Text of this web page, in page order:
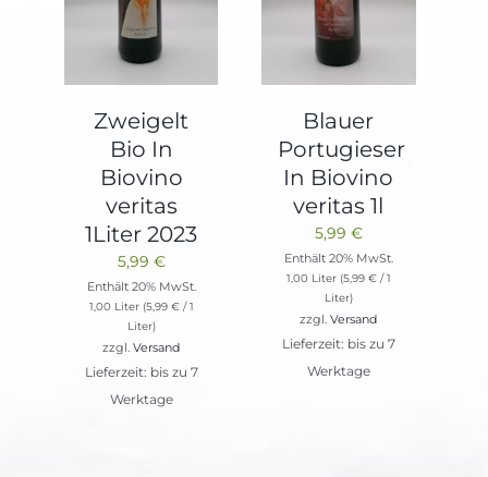
Zweigelt
Bio In
Biovino
veritas
1Liter 2023
5,99 €
Enthält 20% MwSt.
1,00 Liter (5,99 €/ 1
Liter)
zzgl.Versand
Lieferzeit: bis zu 7
Werktage
Blauer
Portugieser
In Biovino
veritas 1l
5,99 €
Enthält 20% MwSt.
1,00 Liter (5,99 €/ 1
Liter)
zzgl.Versand
Lieferzeit: bis zu 7
Werktage